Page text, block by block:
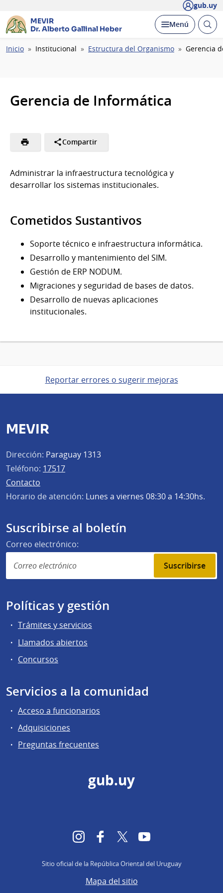
gub.uy
MEVIR
Dr. Alberto Gallinal Heber
Desplegar
Menú Abrir
Ruta
Inicio Institucional Estructura del Organismo Gerencia
Gerencia de Informática
Compartir
Administrar la infraestructura tecnológica y
desarrollar los sistemas institucionales.
Cometidos Sustantivos
Soporte técnico e infraestructura informática.
Desarrollo y mantenimiento del SIM.
Gestión de ERP NODUM.
Migraciones y seguridad de bases de datos.
Desarrollo de nuevas aplicaciones
institucionales.
Reportar errores o sugerir mejoras
MEVIR
Dirección: Paraguay 1313
Teléfono: 17517
Contacto
Horario de atención: Lunes a viernes 08:30 a 14:30hs.
Suscribirse al boletín
Correo electrónico:
Suscribirse
Políticas y gestión
Trámites y servicios
Llamados abiertos
Concursos
Servicios a la comunidad
Acceso a funcionarios
Adquisiciones
Preguntas frecuentes
gub.uy
InstagramFacebookTwitterYouTube
Sitio oficial de la República Oriental del Uruguay
Mapa del sitio